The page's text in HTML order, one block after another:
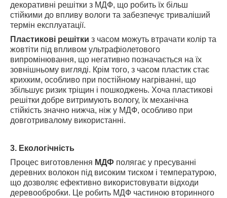
декоративні решітки з МДФ, що робить їх більш
стійкими до впливу вологи та забезпечує триваліший
термін експлуатації.
Пластикові решітки з часом можуть втрачати колір та
жовтіти під впливом ультрафіолетового
випромінювання, що негативно позначається на їх
зовнішньому вигляді. Крім того, з часом пластик стає
крихким, особливо при постійному нагріванні, що
збільшує ризик тріщин і пошкоджень. Хоча пластикові
решітки добре витримують вологу, їх механічна
стійкість значно нижча, ніж у МДФ, особливо при
довготривалому використанні.
3. Екологічність
Процес виготовлення МДФ полягає у пресуванні
деревних волокон під високим тиском і температурою,
що дозволяє ефективно використовувати відходи
деревообробки. Це робить МДФ частиною вторинного